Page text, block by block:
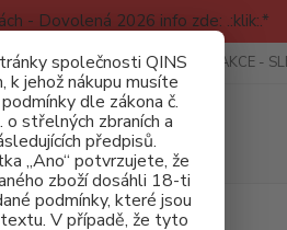
- Dovolená 2026 info zde: .:klik:.*
společnosti QINS
k jehož nákupu musíte
dle zákona č.
střelných zbraních a
předpisů.
„Ano“ potvrzujete, že
zboží dosáhli 18-ti
podmínky, které jsou
V případě, že tyto
SPORTOVNÍ AKCE AKCE -
Hledat
4,4 SP 1000ks